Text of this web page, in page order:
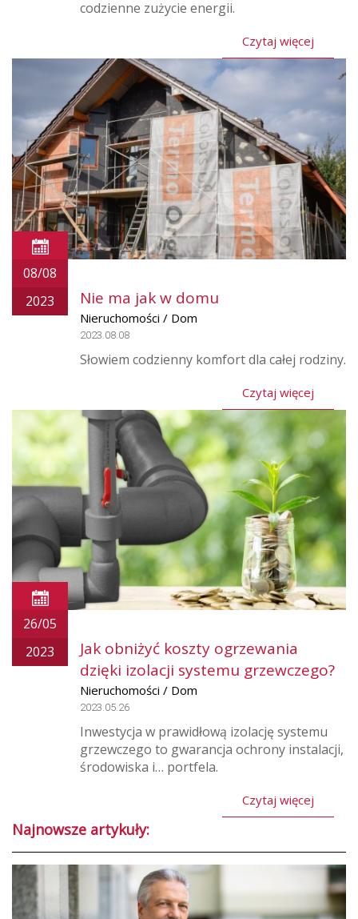
codzienne zużycie energii.
Czytaj więcej
08/08
2023
Nie ma jak w domu
Nieruchomości / Dom
2023.08.08
Słowiem codzienny komfort dla całej rodziny.
Czytaj więcej
26/05
2023
Jak obniżyć koszty ogrzewania
dzięki izolacji systemu grzewczego?
Nieruchomości / Dom
2023.05.26
Inwestycja w prawidłową izolację systemu
grzewczego to gwarancja ochrony instalacji,
środowiska i… portfela.
Czytaj więcej
Najnowsze artykuły: